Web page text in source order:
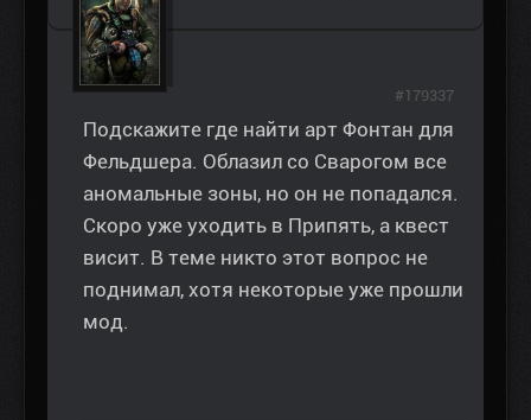
Подскажите где найти арт Фонтан для
Фельдшера. Облазил со Сварогом все
аномальные зоны, но он не попадался.
Скоро уже уходить в Припять, а квест
висит. В теме никто этот вопрос не
поднимал, хотя некоторые уже прошли
мод.
#179337